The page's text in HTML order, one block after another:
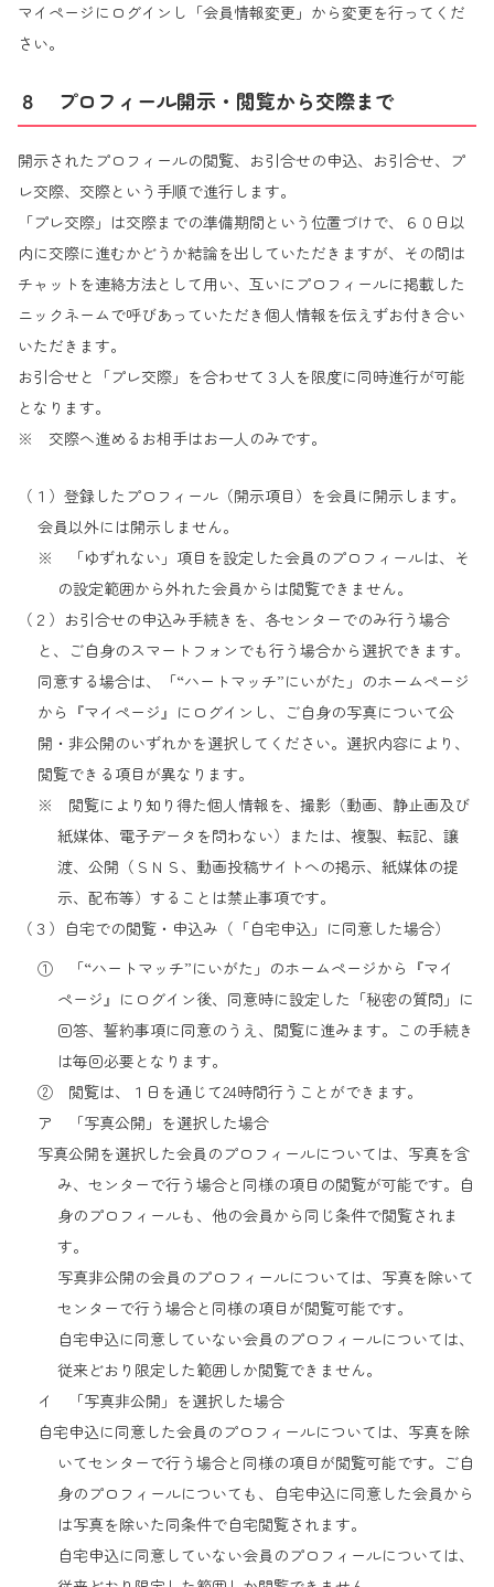
マイページにログインし「会員情報変更」から変更を行ってくだ
さい。
８ プロフィール開示・閲覧から交際まで
開示されたプロフィールの閲覧、お引合せの申込、お引合せ、プ
レ交際、交際という手順で進行します。
「プレ交際」は交際までの準備期間という位置づけで、６０日以
内に交際に進むかどうか結論を出していただきますが、その間は
チャットを連絡方法として用い、互いにプロフィールに掲載した
ニックネームで呼びあっていただき個人情報を伝えずお付き合い
いただきます。
お引合せと「プレ交際」を合わせて３人を限度に同時進行が可能
となります。
※ 交際へ進めるお相手はお一人のみです。
（１）登録したプロフィール（開示項目）を会員に開示します。
会員以外には開示しません。
※ 「ゆずれない」項目を設定した会員のプロフィールは、そ
の設定範囲から外れた会員からは閲覧できません。
（２）お引合せの申込み手続きを、各センターでのみ行う場合
と、ご自身のスマートフォンでも行う場合から選択できます。
同意する場合は、「“ハートマッチ”にいがた」のホームページ
から『マイページ』にログインし、ご自身の写真について公
開・非公開のいずれかを選択してください。選択内容により、
閲覧できる項目が異なります。
※ 閲覧により知り得た個人情報を、撮影（動画、静止画及び
紙媒体、電子データを問わない）または、複製、転記、譲
渡、公開（ＳＮＳ、動画投稿サイトへの掲示、紙媒体の提
示、配布等）することは禁止事項です。
（３）自宅での閲覧・申込み（「自宅申込」に同意した場合）
① 「“ハートマッチ”にいがた」のホームページから『マイ
ページ』にログイン後、同意時に設定した「秘密の質問」に
回答、誓約事項に同意のうえ、閲覧に進みます。この手続き
は毎回必要となります。
② 閲覧は、１日を通じて24時間行うことができます。
ア 「写真公開」を選択した場合
写真公開を選択した会員のプロフィールについては、写真を含
み、センターで行う場合と同様の項目の閲覧が可能です。自
身のプロフィールも、他の会員から同じ条件で閲覧されま
す。
写真非公開の会員のプロフィールについては、写真を除いて
センターで行う場合と同様の項目が閲覧可能です。
自宅申込に同意していない会員のプロフィールについては、
従来どおり限定した範囲しか閲覧できません。
イ 「写真非公開」を選択した場合
自宅申込に同意した会員のプロフィールについては、写真を除
いてセンターで行う場合と同様の項目が閲覧可能です。ご自
身のプロフィールについても、自宅申込に同意した会員から
は写真を除いた同条件で自宅閲覧されます。
自宅申込に同意していない会員のプロフィールについては、